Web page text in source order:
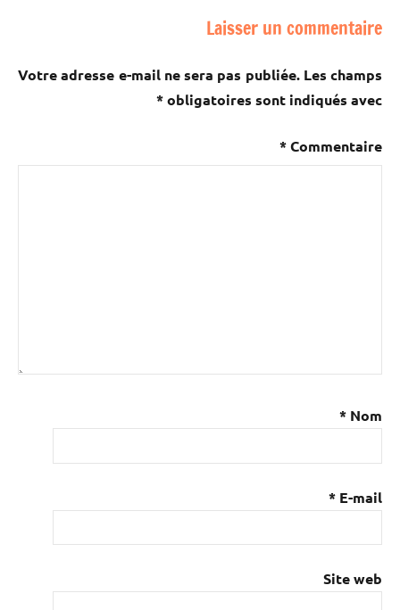
Laisser un commentaire
Votre adresse e-mail ne sera pas publiée. Les champs
obligatoires sont indiqués avec
*
Commentaire
*
Nom
*
E-mail
*
Site web